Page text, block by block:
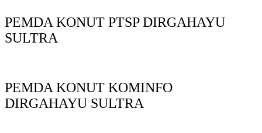
PEMDA KONUT PTSP DIRGAHAYU
SULTRA
PEMDA KONUT KOMINFO
DIRGAHAYU SULTRA